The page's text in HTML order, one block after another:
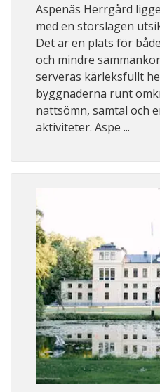
Aspenäs Herrgård
med en storslagen
Det är en plats för
och mindre
serveras kärleksfullt
byggnaderna runt
nattsömn, samtal och
aktiviteter. Aspe ...